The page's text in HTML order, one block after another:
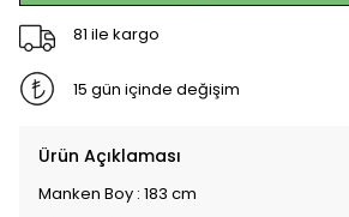
81 ile kargo
15 gün içinde değişim
Ürün Açıklaması
Manken Boy : 183 cm